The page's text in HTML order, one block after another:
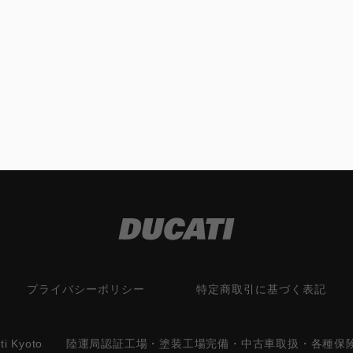
プライバシーポリシー 特定商取引に基づく表記
Kyoto 陸運局認証工場・塗装工場完備・中古車取扱・各種保